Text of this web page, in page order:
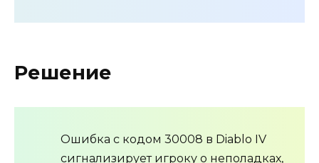
Решение
Ошибка с кодом 30008 в Diablo IV
сигнализирует игроку о неполадках,